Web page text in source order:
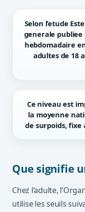
Selon l’etude
generale publiee
hebdomadaire
adultes de 18
Ce niveau est
la moyenne
de surpoids, fixe
Que signifie
Chez l’adulte,
utilise les seuils